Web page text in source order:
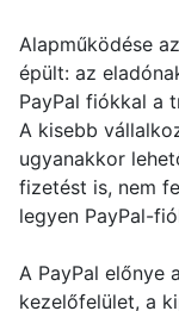
Alapműködése
épült: az
PayPal fiókkal a
A kisebb
ugyanakkor
fizetést is, nem
legyen PayPal-
A PayPal előnye
kezelőfelület, a